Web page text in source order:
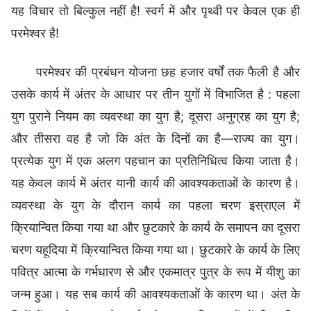
यह विचार तो बिल्कुल नहीं है! स्वर्ग में और पृथ्वी पर केवल एक ही
परमेश्वर है!
परमेश्वर की प्रबंधन योजना छह हजार वर्षों तक फैली है और
उसके कार्य में अंतर के आधार पर तीन युगों में विभाजित है : पहला
युग पुराने नियम का व्यवस्था का युग है; दूसरा अनुग्रह का युग है;
और तीसरा वह है जो कि अंत के दिनों का है—राज्य का युग।
प्रत्येक युग में एक अलग पहचान का प्रतिनिधित्व किया जाता है।
यह केवल कार्य में अंतर यानी कार्य की आवश्यकताओं के कारण है।
व्यवस्था के युग के दौरान कार्य का पहला चरण इस्राएल में
क्रियान्वित किया गया था और छुटकारे के कार्य के समापन का दूसरा
चरण यहूदिया में क्रियान्वित किया गया था। छुटकारे के कार्य के लिए
पवित्र आत्मा के गर्भधारण से और एकमात्र पुत्र के रूप में यीशु का
जन्म हुआ। यह सब कार्य की आवश्यकताओं के कारण था। अंत के